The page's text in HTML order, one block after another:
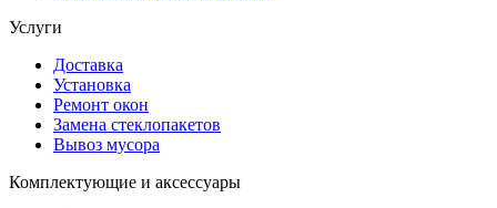
Услуги
Доставка
Установка
Ремонт окон
Замена стеклопакетов
Вывоз мусора
Комплектующие и аксессуары